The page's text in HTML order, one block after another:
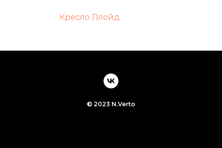
Кресло Ллойд
© 2023 N.Verto